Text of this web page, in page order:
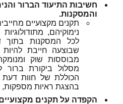
חשיבות התיעוד הברור
והמסקנות.
תקנים מקצועיים
נימוקיהם,
לכל המסקנות בתוך
שבוצעה חייבת
מבוססות שוק
מסלול ביקורת ברור
הכוללת של חוות דעת
בהצגת ראיות מספקות,